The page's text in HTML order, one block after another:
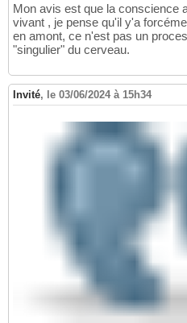
Mon avis est que la conscience
vivant , je pense qu'il y'a
en amont, ce n'est pas un
"singulier" du cerveau.
Invité, le 03/06/2024 à 15h34